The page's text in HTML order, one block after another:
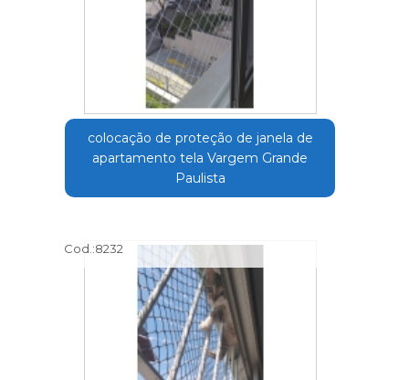
colocação de proteção de janela de
apartamento tela Vargem Grande
Paulista
Cod.:8232